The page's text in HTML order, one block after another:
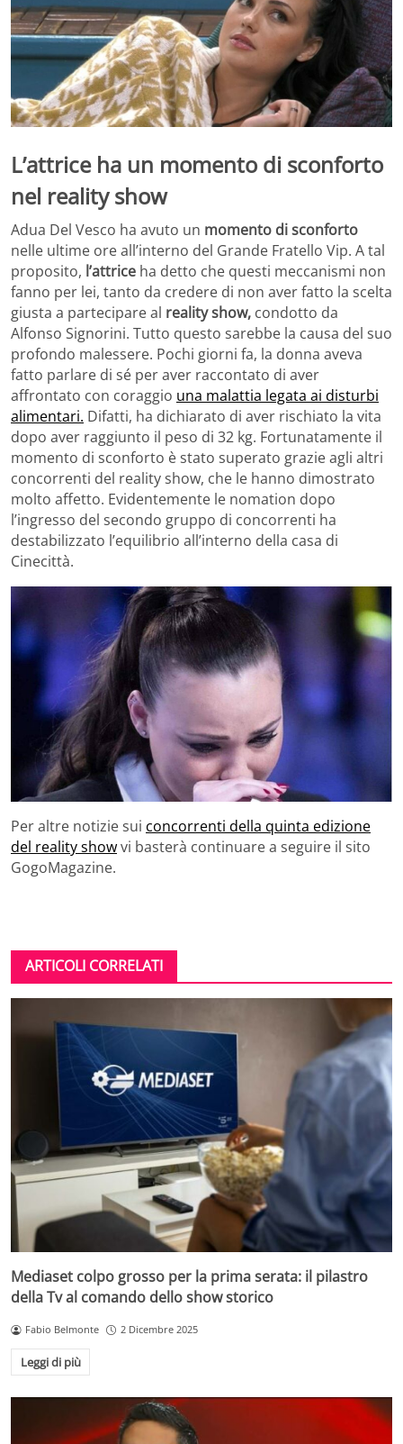
L’attrice ha un momento di sconforto
nel reality show
Adua Del Vesco ha avuto un momento di sconforto
nelle ultime ore all’interno del Grande Fratello Vip. A tal
proposito, l’attrice ha detto che questi meccanismi non
fanno per lei, tanto da credere di non aver fatto la scelta
giusta a partecipare al reality show, condotto da
Alfonso Signorini. Tutto questo sarebbe la causa del suo
profondo malessere. Pochi giorni fa, la donna aveva
fatto parlare di sé per aver raccontato di aver
affrontato con coraggio una malattia legata ai disturbi
alimentari. Difatti, ha dichiarato di aver rischiato la vita
dopo aver raggiunto il peso di 32 kg. Fortunatamente il
momento di sconforto è stato superato grazie agli altri
concorrenti del reality show, che le hanno dimostrato
molto affetto. Evidentemente le nomation dopo
l’ingresso del secondo gruppo di concorrenti ha
destabilizzato l’equilibrio all’interno della casa di
Cinecittà.
Per altre notizie sui concorrenti della quinta edizione
del reality showvi basterà continuare a seguire il sito
GogoMagazine.
ARTICOLI CORRELATI
Mediaset colpo grosso per la prima serata: il pilastro
della Tv al comando dello show storico
Fabio Belmonte 2 Dicembre 2025
Leggi di più